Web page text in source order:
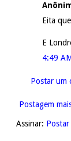
Eita
E
4:49
Postar um
Postagem
Assinar: